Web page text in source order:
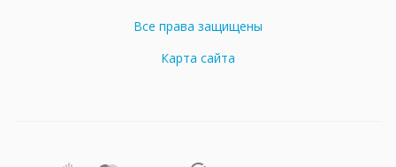
Все права защищены
Карта сайта